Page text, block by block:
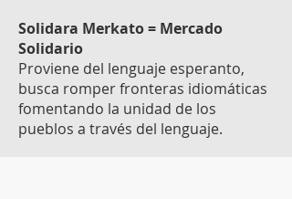
Solidara Merkato = Mercado
Solidario
Proviene del lenguaje esperanto,
busca romper fronteras idiomáticas
fomentando la unidad de los
pueblos a través del lenguaje.